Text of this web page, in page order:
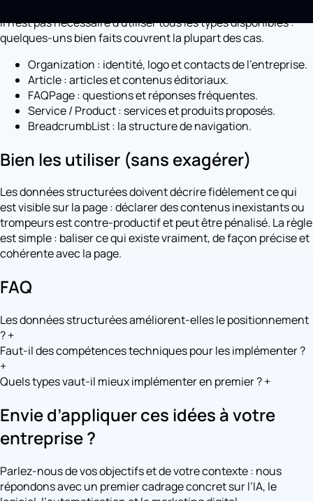
Il n'est pas nécessaire d'utiliser tous les types disponibles :
quelques-uns bien faits couvrent la plupart des cas.
Organization : identité, logo et contacts de l'entreprise.
Article : articles et contenus éditoriaux.
FAQPage : questions et réponses fréquentes.
Service / Product : services et produits proposés.
BreadcrumbList : la structure de navigation.
Bien les utiliser (sans exagérer)
Les données structurées doivent décrire fidèlement ce qui
est visible sur la page : déclarer des contenus inexistants ou
trompeurs est contre-productif et peut être pénalisé. La règle
est simple : baliser ce qui existe vraiment, de façon précise et
cohérente avec la page.
FAQ
Les données structurées améliorent-elles le positionnement
?+
Faut-il des compétences techniques pour les implémenter ?
+
Quels types vaut-il mieux implémenter en premier ?+
Envie d’appliquer ces idées à votre
entreprise ?
Parlez-nous de vos objectifs et de votre contexte : nous
répondons avec un premier cadrage concret sur l’IA, le